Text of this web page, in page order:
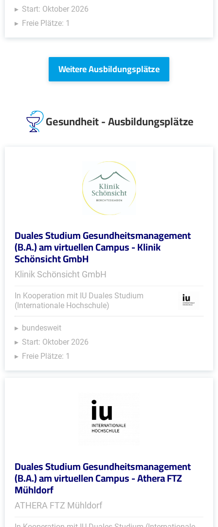
Start: Oktober 2026
Freie Plätze: 1
Weitere Ausbildungsplätze
Gesundheit - Ausbildungsplätze
Duales Studium Gesundheitsmanagement
(B.A.) am virtuellen Campus - Klinik
Schönsicht GmbH
Klinik Schönsicht GmbH
In Kooperation mit IU Duales Studium
(Internationale Hochschule)
bundesweit
Start: Oktober 2026
Freie Plätze: 1
Duales Studium Gesundheitsmanagement
(B.A.) am virtuellen Campus - Athera FTZ
Mühldorf
ATHERA FTZ Mühldorf